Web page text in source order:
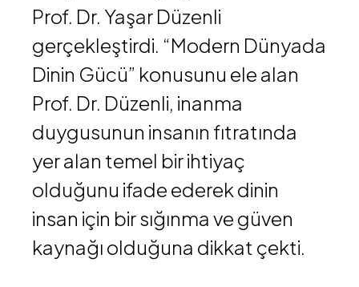
Prof. Dr. Yaşar Düzenli
gerçekleştirdi. “Modern Dünyada
Dinin Gücü” konusunu ele alan
Prof. Dr. Düzenli, inanma
duygusunun insanın fıtratında
yer alan temel bir ihtiyaç
olduğunu ifade ederek dinin
insan için bir sığınma ve güven
kaynağı olduğuna dikkat çekti.